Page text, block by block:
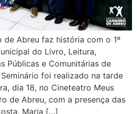
de Abreu faz história com o 1º
do Livro, Leitura,
Públicas e Comunitárias de
foi realizado na tarde
dia 18, no Cineteatro Meus
de Abreu, com a presença das
Maria […]